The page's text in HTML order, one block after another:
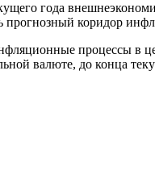
года
прогнозный коридор
процессы в
валюте, до конца